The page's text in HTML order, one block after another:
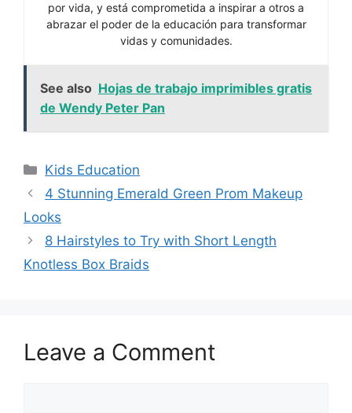
por vida, y está comprometida a inspirar a otros a
abrazar el poder de la educación para transformar
vidas y comunidades.
See also Hojas de trabajo imprimibles gratis
de Wendy Peter Pan
Categories
Kids Education
4 Stunning Emerald Green Prom Makeup
Looks
8 Hairstyles to Try with Short Length
Knotless Box Braids
Leave a Comment